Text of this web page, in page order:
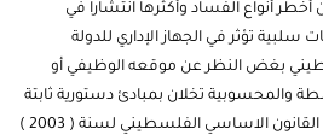
أنواع الفساد وأكثرها انتشارا في
تؤثر في الجهاز الإداري للدولة
بغض النظر عن موقعه الوظيفي أو
والمحسوبية تخلان بمبادئ دستورية ثابتة
وأساسية ومنصوص عليها في القانون الاساسي الفلسطيني لسنة ( 2003 )